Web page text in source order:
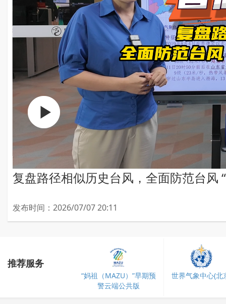
复盘路径相似历史台风，全面防范台风
发布时间：2026/07/07 20:11
推荐服务
“妈祖（MAZU）”早期预
警云端公共版
世界气象中心(北